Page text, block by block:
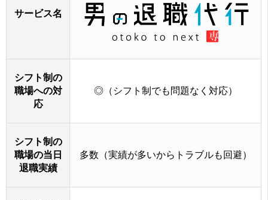
サービス名
シフト制の
職場への対
応
◎（シフト制でも問題なく対応）
シフト制の
職場の当日
退職実績
多数（実績が多いからトラブルも回避）